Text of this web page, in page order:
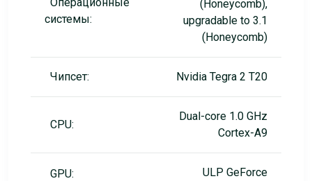
системы:
(Honeycomb),
upgradable to 3.1
(Honeycomb)
Чипсет: Nvidia Tegra 2 T20
CPU:
Dual-core 1.0 GHz
Cortex-A9
GPU: ULP GeForce